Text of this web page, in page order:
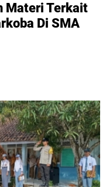
Materi Terkait
Di SMA